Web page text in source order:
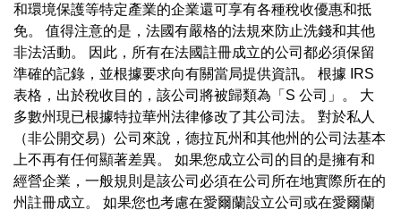
和環境保護等特定產業的企業還可享有各種稅收優惠和抵
免。 值得注意的是，法國有嚴格的法規來防止洗錢和其他
非法活動。 因此，所有在法國註冊成立的公司都必須保留
準確的記錄，並根據要求向有關當局提供資訊。 根據 IRS
表格，出於稅收目的，該公司將被歸類為「S 公司」。 大
多數州現已根據特拉華州法律修改了其公司法。 對於私人
（非公開交易）公司來說，德拉瓦州和其他州的公司法基本
上不再有任何顯著差異。 如果您成立公司的目的是擁有和
經營企業，一般規則是該公司必須在公司所在地實際所在的
州註冊成立。 如果您也考慮在愛爾蘭設立公司或在愛爾蘭